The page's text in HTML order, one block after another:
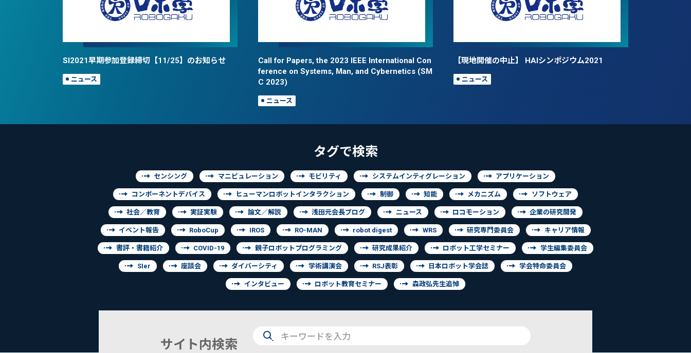
SI2021早期参加登録締切【11/25】のお知らせ
ニュース
Call for Papers, the 2023 IEEE International Con
ference on Systems, Man, and Cybernetics (SM
C 2023)
ニュース
【現地開催の中止】 HAIシンポジウム2021
ニュース
タグで検索
センシング マニピュレーション モビリティ システムインティグレーション アプリケーション
コンポーネントデバイス ヒューマンロボットインタラクション 制御 知能 メカニズム ソフトウェア
社会／教育 実証実験 論文／解説 浅田元会長ブログ ニュース ロコモーション 企業の研究開発
イベント報告 RoboCup IROS RO-MAN robot digest WRS 研究専門委員会 キャリア情報
書評・書籍紹介 COVID-19 親子ロボットプログラミング 研究成果紹介 ロボット工学セミナー 学生編集委員会
SIer 座談会 ダイバーシティ 学術講演会 RSJ表彰 日本ロボット学会誌 学会特命委員会
インタビュー ロボット教育セミナー 森政弘先生追悼
サイト内検索
検